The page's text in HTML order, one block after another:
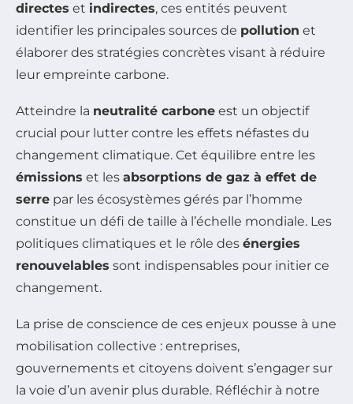
directes et indirectes, ces entités peuvent
identifier les principales sources de pollution et
élaborer des stratégies concrètes visant à réduire
leur empreinte carbone.
Atteindre la neutralité carbone est un objectif
crucial pour lutter contre les effets néfastes du
changement climatique. Cet équilibre entre les
émissions et les absorptions de gaz à effet de
serre par les écosystèmes gérés par l’homme
constitue un défi de taille à l’échelle mondiale. Les
politiques climatiques et le rôle des énergies
renouvelables sont indispensables pour initier ce
changement.
La prise de conscience de ces enjeux pousse à une
mobilisation collective : entreprises,
gouvernements et citoyens doivent s’engager sur
la voie d’un avenir plus durable. Réfléchir à notre